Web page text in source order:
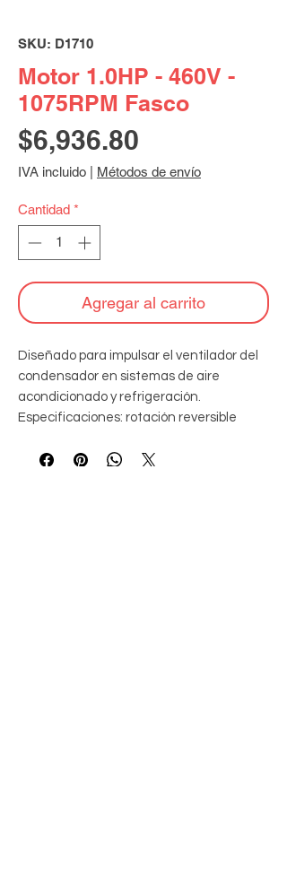
SKU: D1710
Motor 1.0HP - 460V -
1075RPM Fasco
$6,936.80
IVA incluido Métodos de envío
Cantidad *
Agregar al carrito
Diseñado para impulsar el ventilador del
condensador en sistemas de aire
acondicionado y refrigeración.
Especificaciones: rotación reversible
60Hz - 1075RPM - 3.0A - 60°C ambiente -